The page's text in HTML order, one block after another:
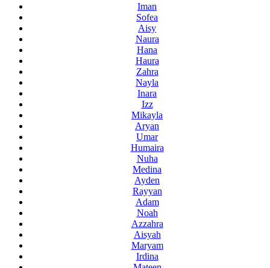
Iman
Sofea
Aisy
Naura
Hana
Haura
Zahra
Nayla
Inara
Izz
Mikayla
Aryan
Umar
Humaira
Nuha
Medina
Ayden
Rayyan
Adam
Noah
Azzahra
Aisyah
Maryam
Irdina